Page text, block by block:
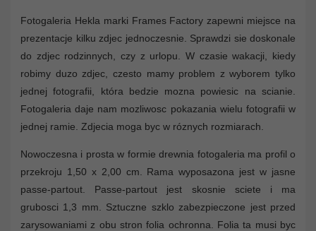
Fotogaleria Hekla marki Frames Factory zapewni miejsce na
prezentacje kilku zdjec jednoczesnie. Sprawdzi sie doskonale
do zdjec rodzinnych, czy z urlopu. W czasie wakacji, kiedy
robimy duzo zdjec, czesto mamy problem z wyborem tylko
jednej fotografii, która bedzie mozna powiesic na scianie.
Fotogaleria daje nam mozliwosc pokazania wielu fotografii w
jednej ramie. Zdjecia moga byc w róznych rozmiarach.
Nowoczesna i prosta w formie drewnia fotogaleria ma profil o
przekroju 1,50 x 2,00 cm. Rama wyposazona jest w jasne
passe-partout. Passe-partout jest skosnie sciete i ma
grubosci 1,3 mm. Sztuczne szklo zabezpieczone jest przed
zarysowaniami z obu stron folia ochronna. Folia ta musi byc